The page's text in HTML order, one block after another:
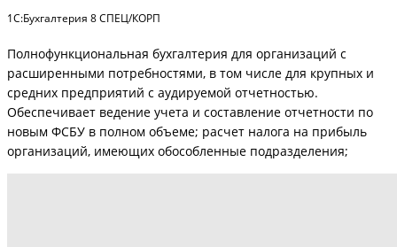
1C:Бухгалтерия 8 СПЕЦ/КОРП
Полнофункциональная бухгалтерия для организаций с
расширенными потребностями, в том числе для крупных и
средних предприятий с аудируемой отчетностью.
Обеспечивает ведение учета и составление отчетности по
новым ФСБУ в полном объеме; расчет налога на прибыль
организаций, имеющих обособленные подразделения;